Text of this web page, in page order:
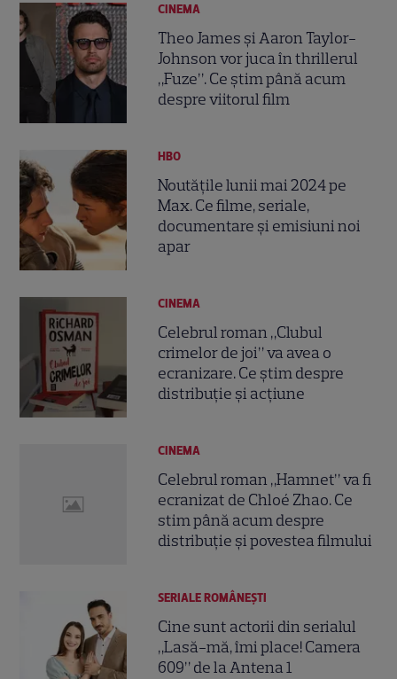
CINEMA
Theo James și Aaron Taylor-
Johnson vor juca în thrillerul
„Fuze”. Ce știm până acum
despre viitorul film
HBO
Noutățile lunii mai 2024 pe
Max. Ce filme, seriale,
documentare și emisiuni noi
apar
CINEMA
Celebrul roman „Clubul
crimelor de joi” va avea o
ecranizare. Ce știm despre
distribuție și acțiune
CINEMA
Celebrul roman „Hamnet” va fi
ecranizat de Chloé Zhao. Ce
stim până acum despre
distribuție și povestea filmului
SERIALE ROMÂNEŞTI
Cine sunt actorii din serialul
„Lasă-mă, îmi place! Camera
609” de la Antena 1